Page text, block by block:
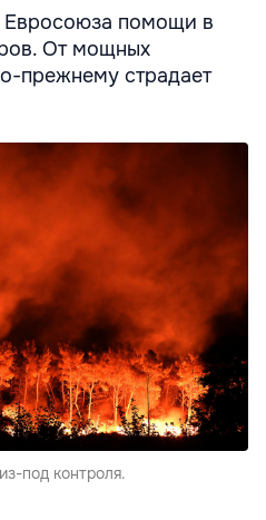
помощи в
От мощных
прежнему страдает
под контроля.